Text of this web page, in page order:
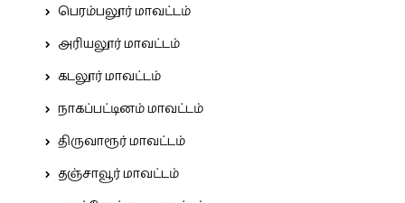
பெரம்பலூர் மாவட்டம்
அரியலூர் மாவட்டம்
கடலூர் மாவட்டம்
நாகப்பட்டினம் மாவட்டம்
திருவாரூர் மாவட்டம்
தஞ்சாவூர் மாவட்டம்